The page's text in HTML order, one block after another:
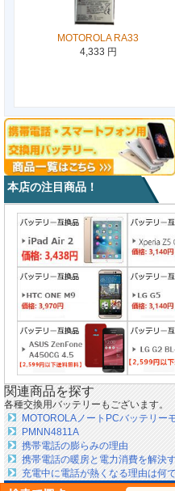
MOTOROLA RA33
4,333 円
本店の注目商品！
関連商品を探す
各種交換用バッテリーもございます。
MOTOROLAノートPCバッテリー
PMNN4811A
携帯電話の膨らみの理由
携帯電話の暖房と電力消費を解決
充電中に電話が熱くなる理由は何